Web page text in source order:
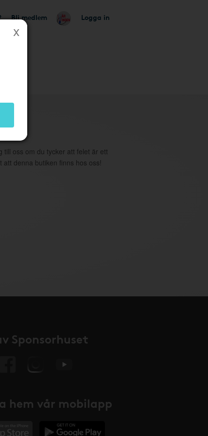
Bli medlem Logga in
till oss om du tycker att felet är ett
denna butiken finns hos oss!
Sponsorhuset
hem vår mobilapp